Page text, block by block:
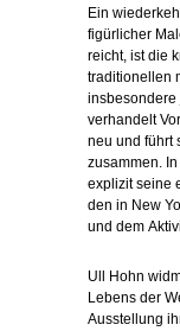
Ein
figürlicher
reicht, ist die
traditionellen
insbesondere
verhandelt
neu und führt
zusammen. In
explizit seine
den in New
und dem
Ull Hohn
Lebens der
Ausstellung